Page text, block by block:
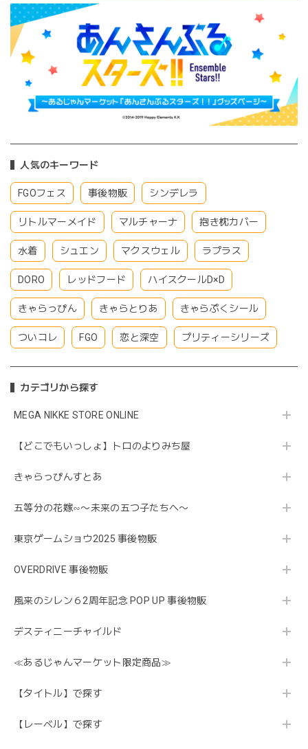
人気のキーワード
FGOフェス 事後物販 シンデレラ
リトルマーメイド マルチャーナ 抱き枕カバー
水着 シュエン マクスウェル ラプラス
DORO レッドフード ハイスクールD×D
きゃらっぴん きゃらとりあ きゃらぷくシール
ついコレ FGO 恋と深空 プリティーシリーズ
カテゴリから探す
MEGA NIKKE STORE ONLINE
【どこでもいっしょ】トロのよりみち屋
きゃらっぴんすとあ
五等分の花嫁∽〜未来の五つ子たちへ〜
東京ゲームショウ2025 事後物販
OVERDRIVE 事後物販
風来のシレン６2周年記念 POP UP 事後物販
デスティニーチャイルド
≪あるじゃんマーケット限定商品≫
【タイトル】で探す
【レーベル】で探す